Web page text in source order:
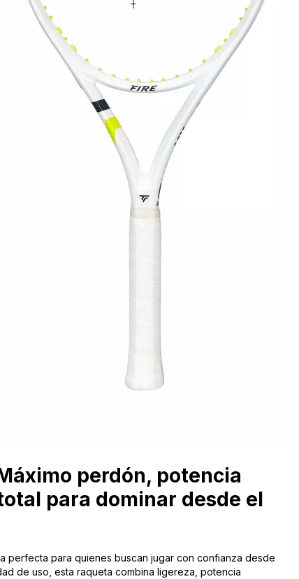
perdón, potencia
para dominar desde el
perfecta para quienes buscan jugar con confianza desde
de uso, esta raqueta combina ligereza, potencia